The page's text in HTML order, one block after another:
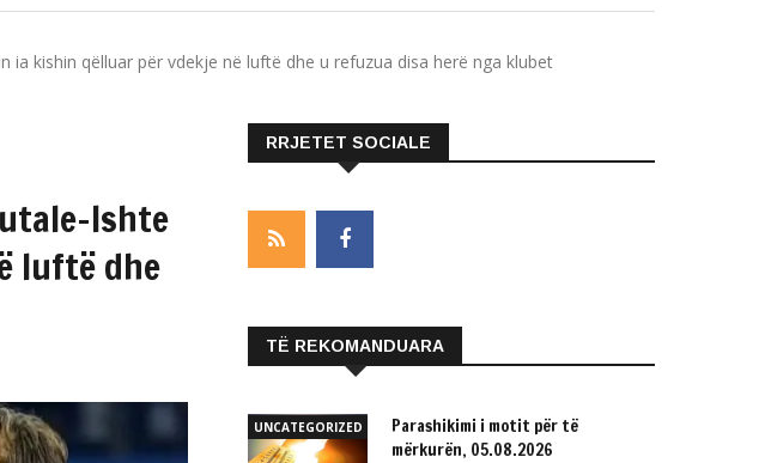
kishin qëlluar për vdekje në luftë dhe u refuzua disa herë nga klubet
Ishte
luftë dhe
RRJETET SOCIALE
TË REKOMANDUARA
UNCATEGORIZED
Parashikimi i motit për të
mërkurën, 05.08.2026